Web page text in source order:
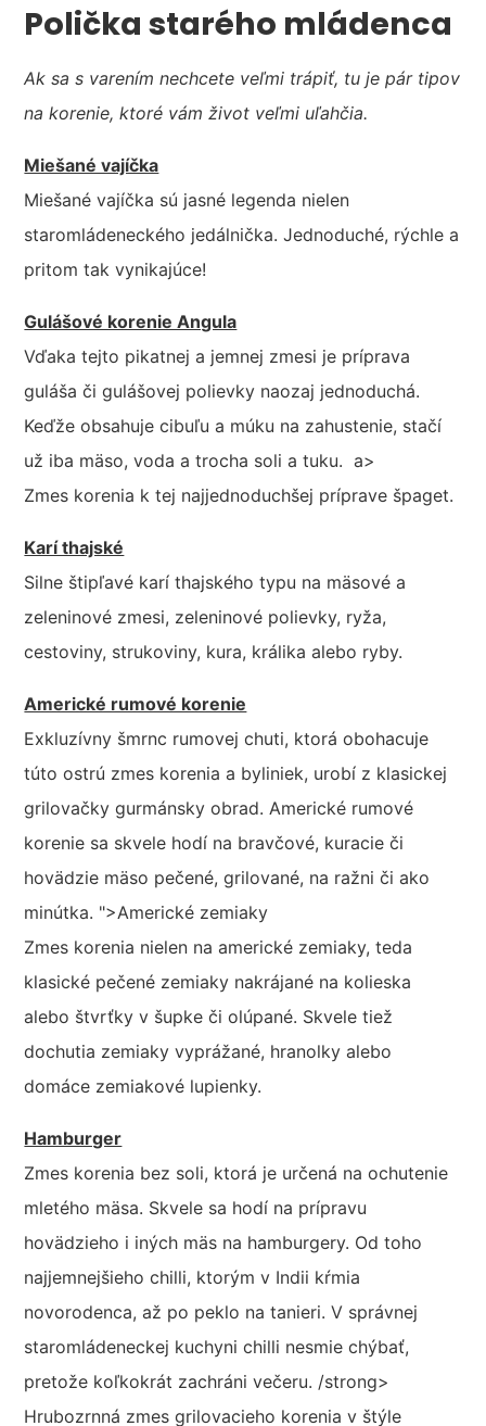
Polička starého mládenca
Ak sa s varením nechcete veľmi trápiť, tu je pár tipov
na korenie, ktoré vám život veľmi uľahčia.
Miešané vajíčka
Miešané vajíčka sú jasné legenda nielen
staromládeneckého jedálnička. Jednoduché, rýchle a
pritom tak vynikajúce!
Gulášové korenie Angula
Vďaka tejto pikatnej a jemnej zmesi je príprava
guláša či gulášovej polievky naozaj jednoduchá.
Keďže obsahuje cibuľu a múku na zahustenie, stačí
už iba mäso, voda a trocha soli a tuku. a>
Zmes korenia k tej najjednoduchšej príprave špaget.
Karí thajské
Silne štipľavé karí thajského typu na mäsové a
zeleninové zmesi, zeleninové polievky, ryža,
cestoviny, strukoviny, kura, králika alebo ryby.
Americké rumové korenie
Exkluzívny šmrnc rumovej chuti, ktorá obohacuje
túto ostrú zmes korenia a byliniek, urobí z klasickej
grilovačky gurmánsky obrad. Americké rumové
korenie sa skvele hodí na bravčové, kuracie či
hovädzie mäso pečené, grilované, na ražni či ako
minútka. ">Americké zemiaky
Zmes korenia nielen na americké zemiaky, teda
klasické pečené zemiaky nakrájané na kolieska
alebo štvrťky v šupke či olúpané. Skvele tiež
dochutia zemiaky vyprážané, hranolky alebo
domáce zemiakové lupienky.
Hamburger
Zmes korenia bez soli, ktorá je určená na ochutenie
mletého mäsa. Skvele sa hodí na prípravu
hovädzieho i iných mäs na hamburgery. Od toho
najjemnejšieho chilli, ktorým v Indii kŕmia
novorodenca, až po peklo na tanieri. V správnej
staromládeneckej kuchyni chilli nesmie chýbať,
pretože koľkokrát zachráni večeru. /strong>
Hrubozrnná zmes grilovacieho korenia v štýle